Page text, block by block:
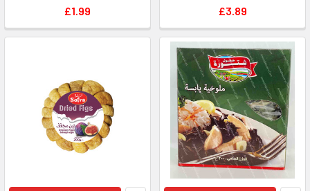
£1.99
£3.89